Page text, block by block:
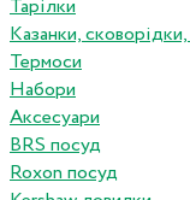
Тарілки
Казанки,
Термоси
Набори
Аксесуари
BRS посуд
Roxon посуд